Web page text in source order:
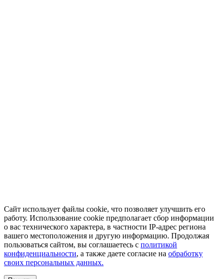
Сайт использует файлы cookie, что позволяет улучшить его
работу. Использование cookie предполагает сбор информации
о вас технического характера, в частности IP-адрес региона
вашего местоположения и другую информацию. Продолжая
пользоваться сайтом, вы соглашаетесь с политикой
конфиденциальности, а также даете согласие на обработку
своих персональных данных.